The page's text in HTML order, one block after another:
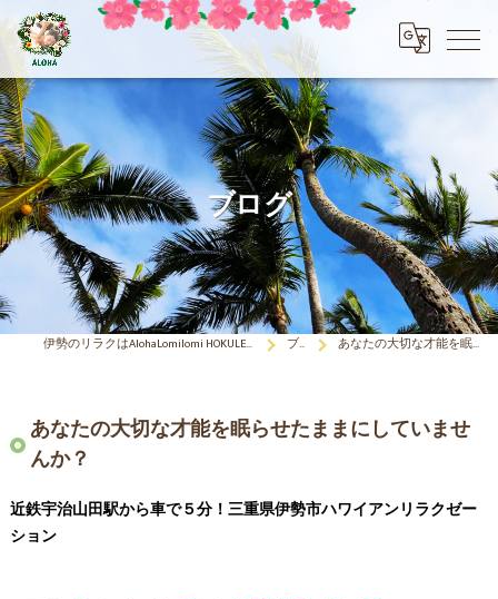
ブログ
伊勢のリラクはAlohaLomilomi HOKULELEcoco(アロハロミロミ ホクレレココ)☆彡 ブログ あなたの大切な才能を眠らせたままにしていませんか？
あなたの大切な才能を眠らせたままにしていませ
んか？
近鉄宇治山田駅から車で５分！三重県伊勢市ハワイアンリラクゼー
ション